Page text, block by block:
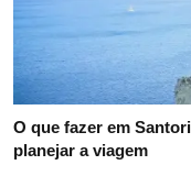
O que fazer em
planejar a viagem